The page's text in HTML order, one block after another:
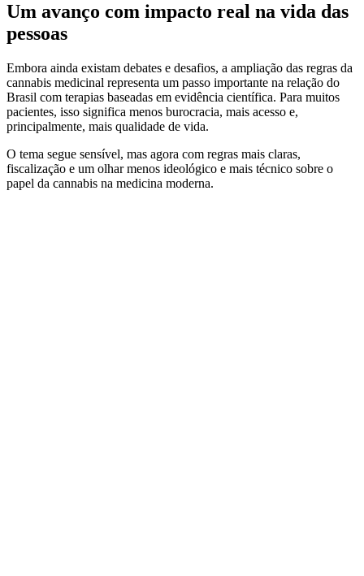
Um avanço com impacto real na vida das
pessoas
Embora ainda existam debates e desafios, a ampliação das regras da
cannabis medicinal representa um passo importante na relação do
Brasil com terapias baseadas em evidência científica. Para muitos
pacientes, isso significa menos burocracia, mais acesso e,
principalmente, mais qualidade de vida.
O tema segue sensível, mas agora com regras mais claras,
fiscalização e um olhar menos ideológico e mais técnico sobre o
papel da cannabis na medicina moderna.